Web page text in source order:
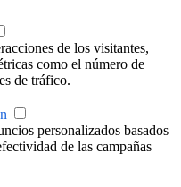
de los visitantes,
como el número de
de tráfico.
personalizados basados
de las campañas